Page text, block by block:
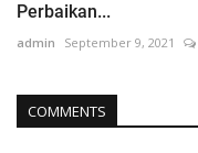
Perbaikan...
admin September 9, 2021
COMMENTS